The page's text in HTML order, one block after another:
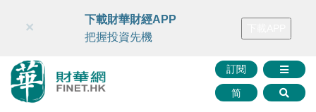
財華智庫網 FINTV FINMETA 財華證券 媒體矩陣
訂閱
简
×
下載財華財經APP
把握投資先機